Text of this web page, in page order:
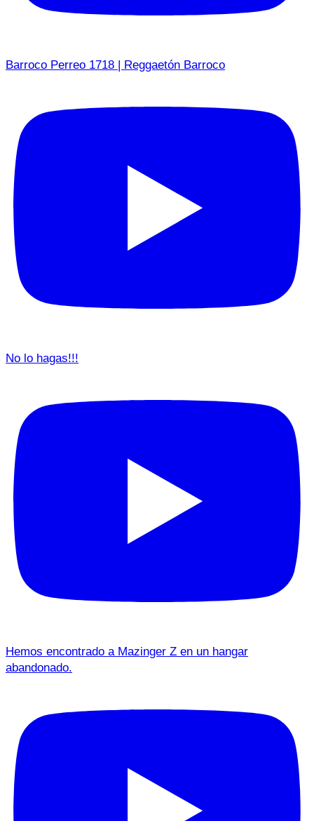
Barroco Perreo 1718 | Reggaetón Barroco
No lo hagas!!!
Hemos encontrado a Mazinger Z en un hangar
abandonado.